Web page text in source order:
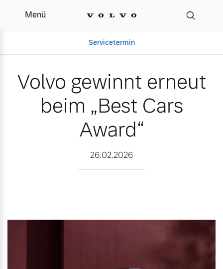
Volvo gewinnt erneut
Menü
Servicetermin
Aktuelle Zubehörangebote
Volvo Gebrauchtwagenbörse
Unser Team
Volvo gewinnt erneut
beim „Best Cars
Award“
26.02.2026